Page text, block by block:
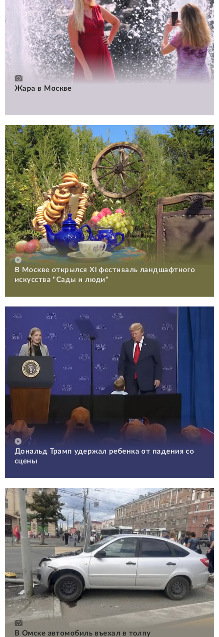
Жара в Москве
В Москве открылся XI фестиваль ландшафтного
искусства "Сады и люди"
Дональд Трамп удержал ребенка от падения со
сцены
В Омске автомобиль въехал в толпу